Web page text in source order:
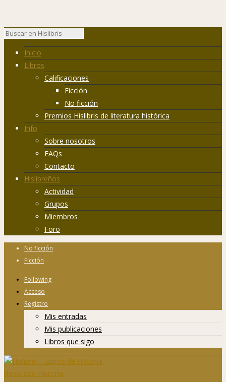
Inicio
Libros
Calificaciones
Ficción
No ficción
Premios Hislibris de literatura histórica
Info
Sobre nosotros
FAQs
Contacto
Hislibreños
Actividad
Grupos
Miembros
Foro
No ficción
Ficción
Following
Acceso
Registro
Mis entradas
Mis publicaciones
Libros que sigo